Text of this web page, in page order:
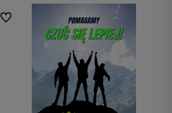
Do ulubionych